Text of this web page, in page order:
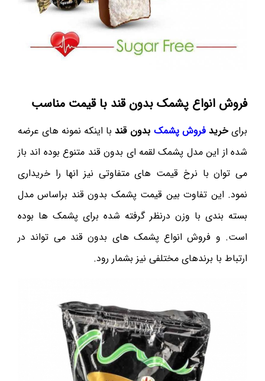
فروش انواع پشمک بدون قند با قیمت مناسب
برای خرید فروش پشمک بدون قند با اینکه نمونه های عرضه
شده از این مدل پشمک لقمه ای بدون قند متنوع بوده اند باز
می توان با نرخ قیمت های متفاوتی نیز انها را خریداری
نمود. این تفاوت بین قیمت پشمک بدون قند براساس مدل
بسته بندی با وزن درنظر گرفته شده برای پشمک ها بوده
است. و فروش انواع پشمک های بدون قند می تواند در
ارتباط با برندهای مختلفی نیز بشمار رود.